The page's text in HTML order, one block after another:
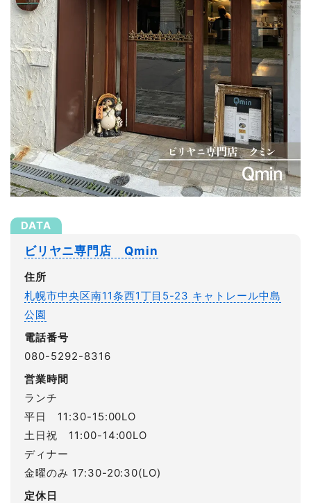
ビリヤニ専門店 Qmin
住所
札幌市中央区南11条西1丁目5-23 キャトレール中島
公園
電話番号
080-5292-8316
営業時間
ランチ
平日 11:30-15:00LO
土日祝 11:00-14:00LO
ディナー
金曜のみ 17:30-20:30(LO)
定休日